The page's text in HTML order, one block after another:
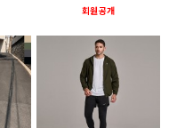
회원공개